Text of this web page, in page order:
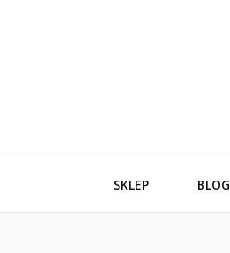
SKLEP BLOG